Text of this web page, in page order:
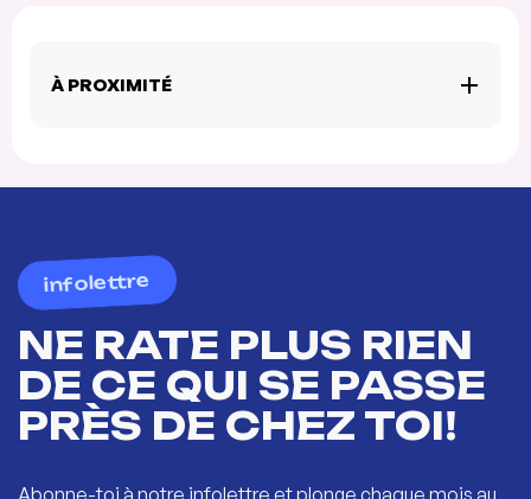
À PROXIMITÉ
infolettre
NE RATE PLUS RIEN
DE CE QUI SE PASSE
PRÈS DE CHEZ TOI!